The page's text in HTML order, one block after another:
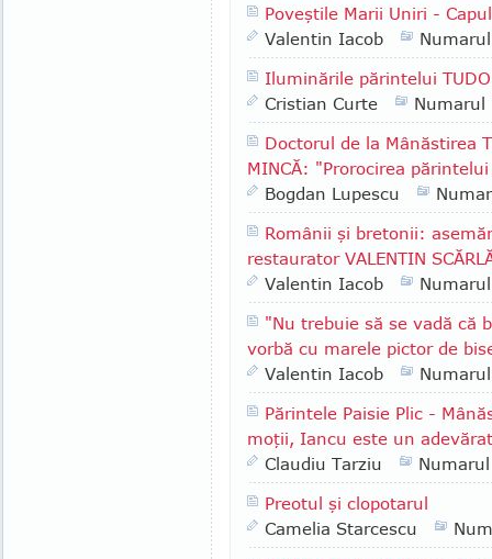
Poveştile Marii Uniri -
Valentin Iacob
Iluminările părintelui
Cristian Curte
Numarul
Doctorul de la Mânăstirea
MINCĂ: "Prorocirea
Bogdan Lupescu
Românii şi bretonii:
restaurator VALENTIN
Valentin Iacob
"Nu trebuie să se vadă că
vorbă cu marele pictor de
Valentin Iacob
Părintele Paisie Plic -
moţii, Iancu este un
Claudiu Tarziu
Preotul şi clopotarul
Camelia Starcescu